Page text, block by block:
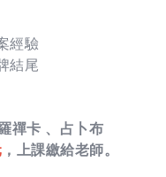
經驗
結尾
禪卡 、占卜布
，上課繳給老師。